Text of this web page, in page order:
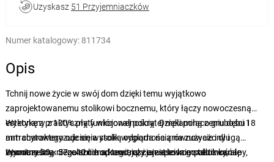
Uzyskasz 51 Przyjemniaczków
Numer katalogowy: 811734
Opis
Tchnij nowe życie w swój dom dzięki temu wyjątkowo
zaprojektowanemu stolikowi bocznemu, który łączy nowoczesną
estetykę z praktyczną funkcjonalnością. Dzięki połączeniu dębu i
antracytowego odcienia stolik wygląda na zrównoważony i
nowoczesny, niezależnie od tego, czy umieścisz go obok kanapy,
Wykonany z 100% płyty wiórowej pokrytej melaminą o grubości 18
mm charakteryzuje się wysoką odpornością na zużycie i długą
żywotnością. Jego solidna konstrukcja zapewnia stabilność i
Wymiary 30 × 57 × 40 cm sprawiają, że jest to kompaktowy, ale